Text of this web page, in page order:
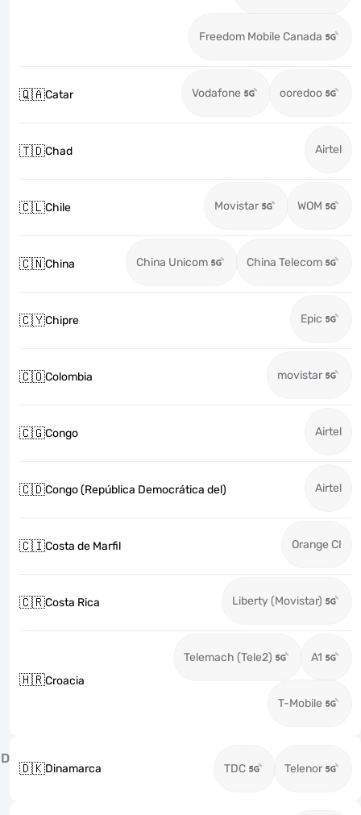
Freedom Mobile Canada
🇶🇦Catar Vodafone ooredoo
🇹🇩Chad Airtel
🇨🇱Chile Movistar WOM
🇨🇳China China Unicom China Telecom
🇨🇾Chipre Epic
🇨🇴Colombia movistar
🇨🇬Congo Airtel
🇨🇩Congo (República Democrática del) Airtel
🇨🇮Costa de Marfil Orange CI
🇨🇷Costa Rica Liberty (Movistar)
🇭🇷Croacia
Telemach (Tele2) A1
T-Mobile
D
🇩🇰Dinamarca TDC Telenor